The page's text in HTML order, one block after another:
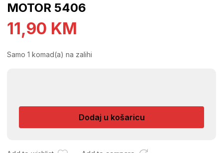
MOTOR 5406
11,90 KM
Samo 1 komad(a) na zalihi
količina
Dodaj u košaricu